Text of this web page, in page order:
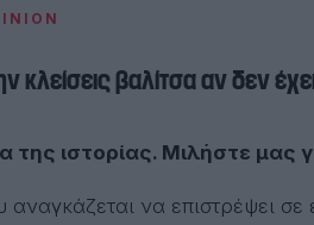
κλείσεις βαλίτσα αν δεν
της ιστορίας. Μιλήστε μας
να επιστρέψει σε